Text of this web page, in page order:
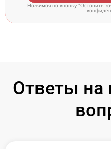
Нажимая на кнопку "Оставить
Ответы на